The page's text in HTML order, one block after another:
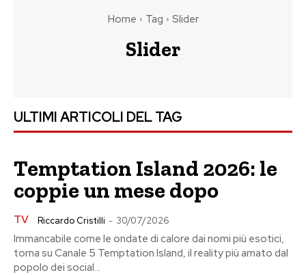
Home Tag Slider
Slider
ULTIMI ARTICOLI DEL TAG
Temptation Island 2026: le
coppie un mese dopo
TV Riccardo Cristilli - 30/07/2026
Immancabile come le ondate di calore dai nomi più esotici,
torna su Canale 5 Temptation Island, il reality più amato dal
popolo dei social...